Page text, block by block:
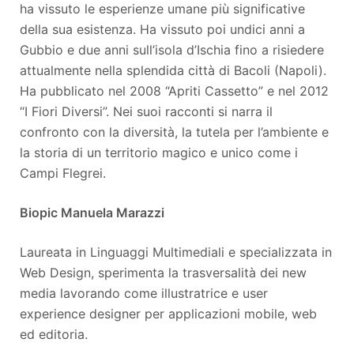
ha vissuto le esperienze umane più significative
della sua esistenza. Ha vissuto poi undici anni a
Gubbio e due anni sull’isola d’Ischia fino a risiedere
attualmente nella splendida città di Bacoli (Napoli).
Ha pubblicato nel 2008 “Apriti Cassetto” e nel 2012
“I Fiori Diversi”. Nei suoi racconti si narra il
confronto con la diversità, la tutela per l’ambiente e
la storia di un territorio magico e unico come i
Campi Flegrei.
Biopic Manuela Marazzi
Laureata in Linguaggi Multimediali e specializzata in
Web Design, sperimenta la trasversalità dei new
media lavorando come illustratrice e user
experience designer per applicazioni mobile, web
ed editoria.